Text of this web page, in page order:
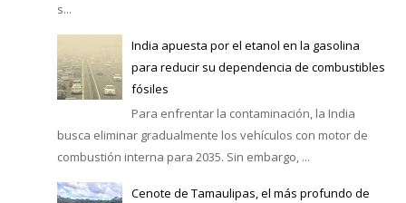
s...
India apuesta por el etanol en la gasolina
para reducir su dependencia de combustibles
fósiles
Para enfrentar la contaminación, la India
busca eliminar gradualmente los vehículos con motor de
combustión interna para 2035. Sin embargo, ...
Cenote de Tamaulipas, el más profundo de